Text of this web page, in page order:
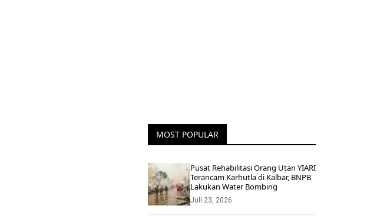
MOST POPULAR
Pusat Rehabilitasi Orang Utan YIARI
Terancam Karhutla di Kalbar, BNPB
Lakukan Water Bombing
Juli 23, 2026